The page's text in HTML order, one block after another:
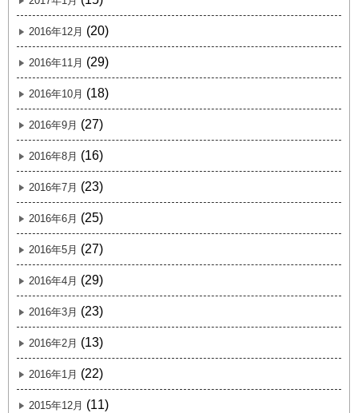
2016年12月 (20)
2016年11月 (29)
2016年10月 (18)
2016年9月 (27)
2016年8月 (16)
2016年7月 (23)
2016年6月 (25)
2016年5月 (27)
2016年4月 (29)
2016年3月 (23)
2016年2月 (13)
2016年1月 (22)
2015年12月 (11)